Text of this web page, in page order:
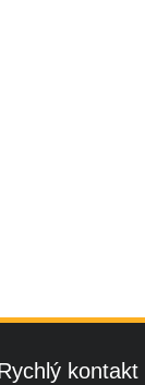
kontakt